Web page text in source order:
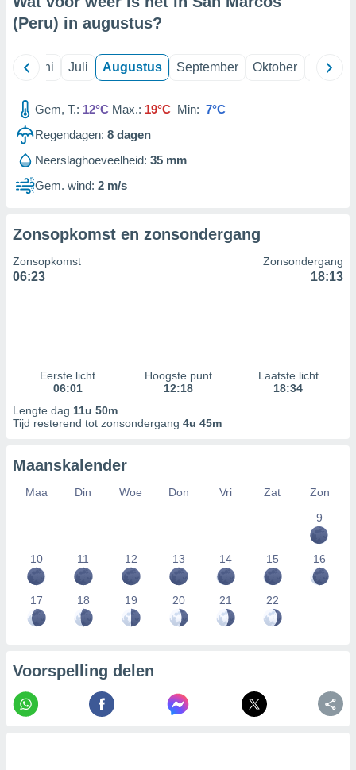
(Peru) in augustus?
Juni Juli Augustus September Oktober
Gem, T.: 12°C Max.: 19°C Min: 7°C
Regendagen: 8 dagen
Neerslaghoeveelheid: 35 mm
Gem. wind: 2 m/s
Zonsopkomst en zonsondergang
Zonsopkomst
06:23
Zonsondergang
18:13
Eerste licht
06:01
Hoogste punt
12:18
Laatste licht
18:34
Lengte dag 11u 50m
Tijd resterend tot zonsondergang 4u 45m
Maanskalender
Maa Din Woe Don Vri Zat
Zon
9
10 11 12 13 14 15 16
17 18 19 20 21 22
Voorspelling delen